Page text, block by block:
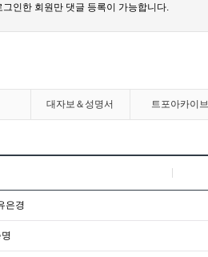
그인한 회원만 댓글 등록이 가능합니다.
대자보＆성명서 트포아카이브
은경